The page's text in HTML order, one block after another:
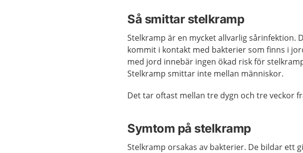
Så smittar stelkramp
Stelkramp är en mycket allvarlig sårinfektion.
kommit i kontakt med bakterier som finns i
med jord innebär ingen ökad risk för
Stelkramp smittar inte mellan människor.
Det tar oftast mellan tre dygn och tre veckor
Symtom på stelkramp
Stelkramp orsakas av bakterier. De bildar ett